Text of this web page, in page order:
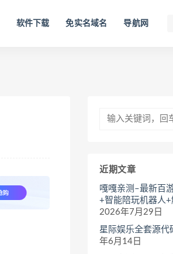
软件下载 免实名域名 导航网
近期文章
嘎嘎亲测–最新百
+智能陪玩机器人
2026年7月29日
星际娱乐全套源
年6月14日